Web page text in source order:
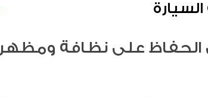
الحفاظ على نظافة ومظهر